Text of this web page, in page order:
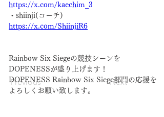
Previous Next
https://x.com/kaechim_3
・shiinji(コーチ)
https://x.com/ShiinjiR6
Rainbow Six Siegeの競技シーンを
DOPENESSが盛り上げます！
DOPENESS Rainbow Six Siege部門の応援を
よろしくお願い致します。